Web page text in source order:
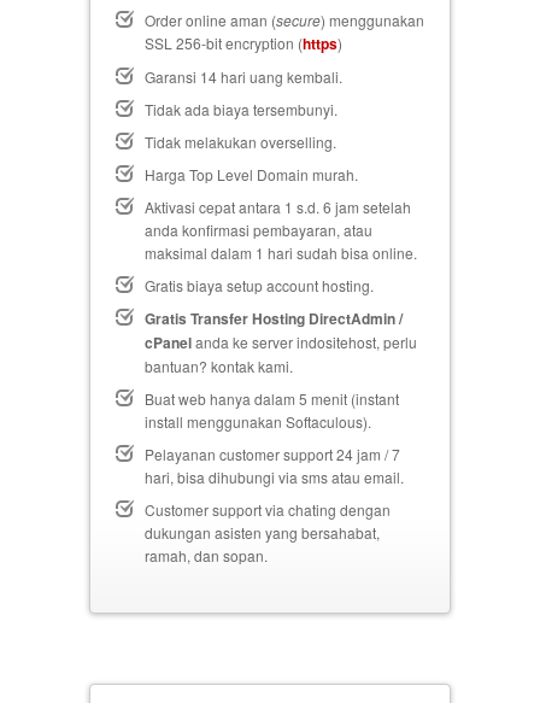
Order online aman (secure) menggunakan
SSL 256-bit encryption (https)
Garansi 14 hari uang kembali.
Tidak ada biaya tersembunyi.
Tidak melakukan overselling.
Harga Top Level Domain murah.
Aktivasi cepat antara 1 s.d. 6 jam setelah
anda konfirmasi pembayaran, atau
maksimal dalam 1 hari sudah bisa online.
Gratis biaya setupaccount hosting.
Gratis Transfer Hosting DirectAdmin /
cPanelanda ke server indositehost, perlu
bantuan? kontak kami.
Buat web hanya dalam 5 menit (instant
install menggunakan Softaculous).
Pelayanan customer support 24 jam / 7
hari, bisa dihubungi via sms atau email.
Customer support via chating dengan
dukungan asisten yang bersahabat,
ramah, dan sopan.